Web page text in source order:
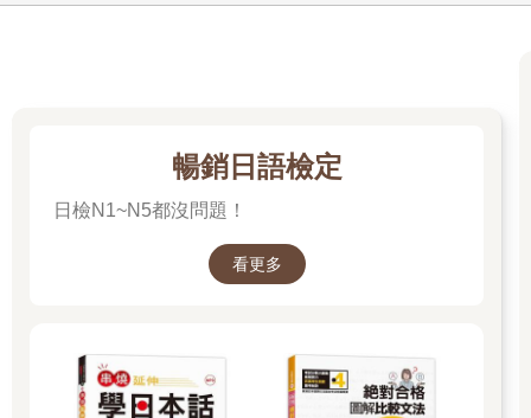
暢銷日語檢定
日檢N1~N5都沒問題！
看更多